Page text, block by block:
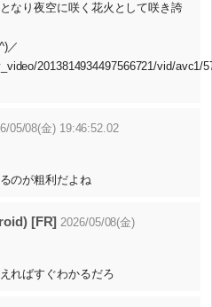
なり夜空に咲く花火として咲き誇
／
2013814934497566721/vid/avc1/
05/08(金) 19:46:52.02
のが粗利だよね
[FR] 2026/05/08(金)
ればすぐわかるだろ